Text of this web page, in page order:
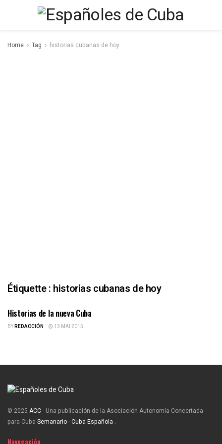
Home Tag historias cubanas de hoy
Étiquette : historias cubanas de hoy
ESPAÑOLES DE CUBA
Historias de la nueva Cuba
BYREDACCIÓN 13 MAI 2015
© 2025 ACC- Una publicación de la Asociación Autonomía Concertada
para Cuba Semanario - Cuba Española .
Navegación